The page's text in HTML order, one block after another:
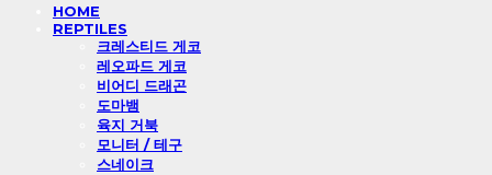
HOME
REPTILES
크레스티드 게코
레오파드 게코
비어디 드래곤
도마뱀
육지 거북
모니터 / 테구
스네이크